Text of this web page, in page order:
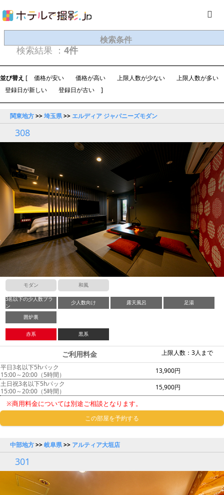
検索条件
検索結果 ： 4件
並び替え [ 価格が安い 価格が高い 上限人数が少ない
上限人数が多い
登録日が新しい
登録日が古い ]
関東地方>>埼玉県>> エルディア ジャパニーズモダン
308
モダン 和風
3名以下の少人数プラ
ン
少人数向け 露天風呂 足湯
囲炉裏
赤系 黒系
上限人数：3人まで
ご利用料金
平日3名以下5hパック
15:00～20:00（5時間）
13,900円
土日祝3名以下5hパック
15:00～20:00（5時間）
15,900円
※商用料金については別途ご相談となります。
この部屋を予約する
中部地方>>岐阜県>> アルティア大垣店
301